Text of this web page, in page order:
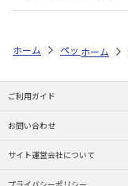
ホーム ペットストア
ホーム
ご利用ガイド
お問い合わせ
サイト運営会社について